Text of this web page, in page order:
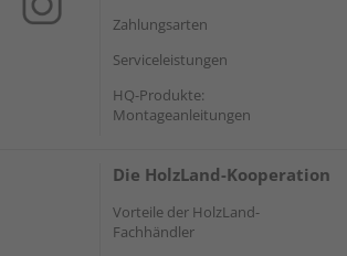
Zahlungsarten
Serviceleistungen
HQ-Produkte:
Montageanleitungen
Die HolzLand-Kooperation
Vorteile der HolzLand-
Fachhändler